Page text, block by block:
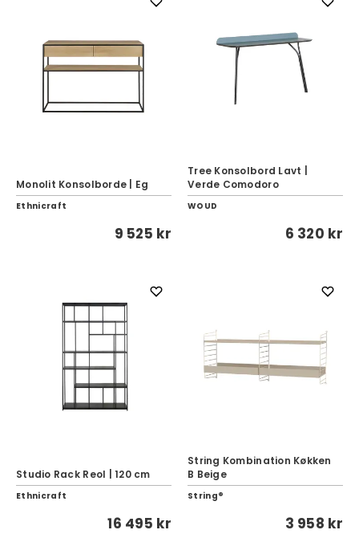
Monolit Konsolborde | Eg
Ethnicraft
9 525 kr
Tree Konsolbord Lavt |
Verde Comodoro
WOUD
6 320 kr
Studio Rack Reol | 120 cm
Ethnicraft
16 495 kr
String Kombination Køkken
B Beige
String®
3 958 kr